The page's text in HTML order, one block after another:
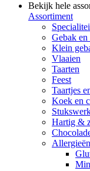
Bekijk hele
Assortiment
Gebak en
Klein
Vlaaien
Taarten
Feest
Taartjes
Koek en
Hartig &